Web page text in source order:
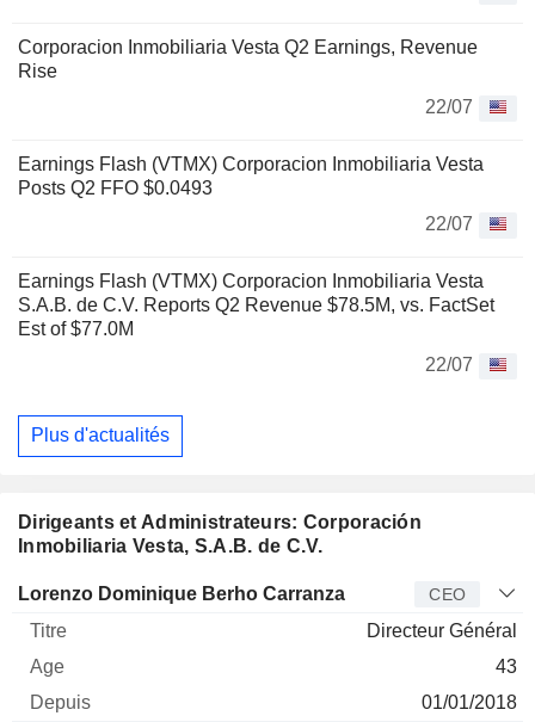
Corporacion Inmobiliaria Vesta Q2 Earnings, Revenue
Rise
22/07
Earnings Flash (VTMX) Corporacion Inmobiliaria Vesta
Posts Q2 FFO $0.0493
22/07
Earnings Flash (VTMX) Corporacion Inmobiliaria Vesta
S.A.B. de C.V. Reports Q2 Revenue $78.5M, vs. FactSet
Est of $77.0M
22/07
Plus d'actualités
Dirigeants et Administrateurs: Corporación
Inmobiliaria Vesta, S.A.B. de C.V.
Dirigeant Titre Age Depuis
Lorenzo Dominique Berho Carranza CEO
Directeur Général
43
01/01/2018